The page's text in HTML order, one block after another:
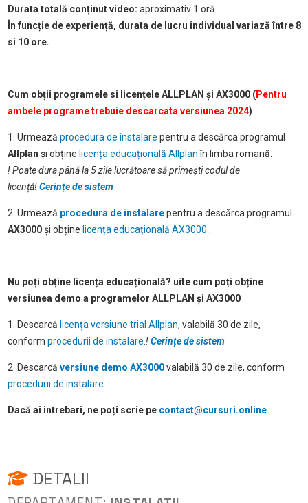
Durata totală conținut video: aproximativ 1 oră
În funcție de experiență, durata de lucru individual variază între 8
si 10 ore.
Cum obții programele si licențele ALLPLAN și AX3000 (Pentru
ambele programe trebuie descarcata versiunea 2024)
1. Urmează procedura de instalare pentru a descărca programul
Allplan și obține licența educațională Allplanîn limba romană.
! Poate dura până la 5 zile lucrătoare să primești codul de
licență!Cerințe de sistem
2. Urmează procedura de instalare pentru a descărca programul
AX3000și obține licența educațională AX3000
Nu poți obține licența educațională? uite cum poți obține
versiunea demo a programelor ALLPLAN și AX3000
1. Descarcă licența versiune trial Allplan, valabilă 30 de zile,
conform procedurii de instalare !Cerințe de sistem
2. Descarcă versiune demo AX3000valabilă 30 de zile, conform
procedurii de instalare
Dacă ai intrebari, ne poți scrie pe contact@cursuri.online
DETALII